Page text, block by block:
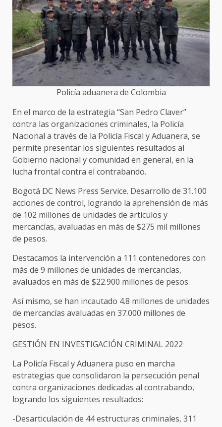
Policía aduanera de Colombia
En el marco de la estrategia “San Pedro Claver”
contra las organizaciones criminales, la Policía
Nacional a través de la Policía Fiscal y Aduanera, se
permite presentar los siguientes resultados al
Gobierno nacional y comunidad en general, en la
lucha frontal contra el contrabando.
Bogotá DC News Press Service. Desarrollo de 31.100
acciones de control, logrando la aprehensión de más
de 102 millones de unidades de artículos y
mercancías, avaluadas en más de $275 mil millones
de pesos.
Destacamos la intervención a 111 contenedores con
más de 9 millones de unidades de mercancías,
avaluados en más de $22.900 millones de pesos.
Así mismo, se han incautado 4.8 millones de unidades
de mercancías avaluadas en 37.000 millones de
pesos.
GESTIÓN EN INVESTIGACIÓN CRIMINAL 2022
La Policía Fiscal y Aduanera puso en marcha
estrategias que consolidaron la persecución penal
contra organizaciones dedicadas al contrabando,
logrando los siguientes resultados:
-Desarticulación de 44 estructuras criminales, 311